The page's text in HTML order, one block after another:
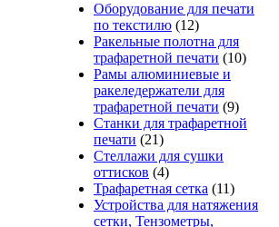
Оборудование для печати
по текстилю (12)
Ракельные полотна для
трафаретной печати (10)
Рамы алюминиевые и
ракеледержатели для
трафаретной печати (9)
Станки для трафаретной
печати (21)
Стеллажи для сушки
оттисков (4)
Трафаретная сетка (11)
Устройства для натяжения
сетки, Тензометры,